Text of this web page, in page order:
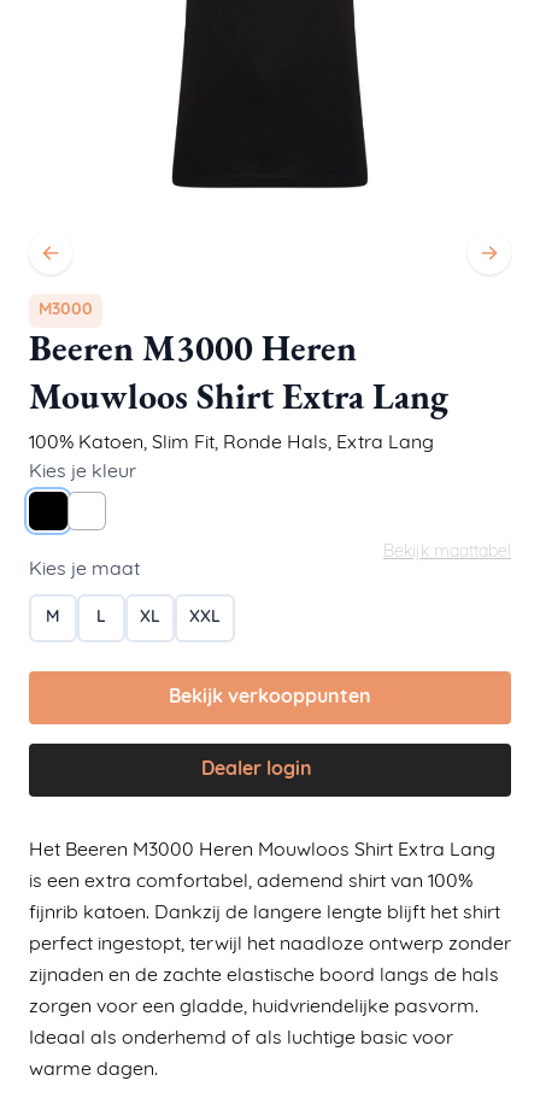
M3000
Beeren M3000 Heren
Mouwloos Shirt Extra Lang
100% Katoen, Slim Fit, Ronde Hals, Extra Lang
Kies je kleur
Bekijk maattabel
Kies je maat
M L XL XXL
Bekijk verkooppunten
Dealer login
Het Beeren M3000 Heren Mouwloos Shirt Extra Lang
is een extra comfortabel, ademend shirt van 100%
fijnrib katoen. Dankzij de langere lengte blijft het shirt
perfect ingestopt, terwijl het naadloze ontwerp zonder
zijnaden en de zachte elastische boord langs de hals
zorgen voor een gladde, huidvriendelijke pasvorm.
Ideaal als onderhemd of als luchtige basic voor
warme dagen.